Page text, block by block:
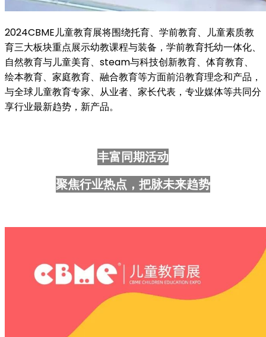
2024CBME儿童教育展将围绕托育、学前教育、儿童素质教
育三大板块重点展示幼教课程与装备，学前教育托幼一体化、
自然教育与儿童美育、steam与科技创新教育、体育教育、
绘本教育、家庭教育、融合教育等方面前沿教育理念和产品，
与全球儿童教育专家、从业者、家长代表，专业媒体等共同分
享行业最新趋势，新产品。
丰富同期活动
聚焦行业热点，把脉未来趋势